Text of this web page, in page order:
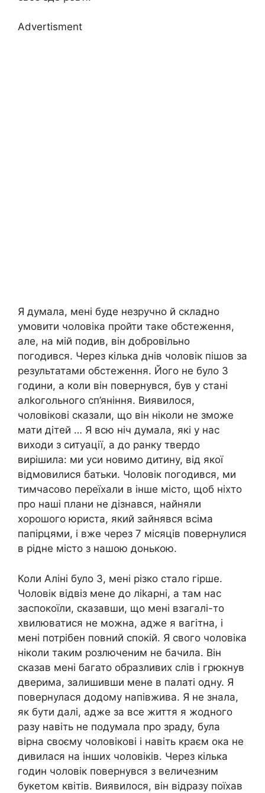
Advertisment
Я думала, мені буде незручно й складно
умовити чоловіка пройти таке обстеження,
але, на мій подив, він добровільно
погодився. Через кілька днів чоловік пішов за
результатами обстеження. Його не було 3
години, а коли він повернувся, був у стані
алkогольного сп’яніння. Виявилося,
чоловікові сказали, що він ніколи не зможе
мати дітей … Я всю ніч думала, які у нас
виходи з ситуації, а до ранку твердо
вирішила: ми уси новимо дитину, від якої
відмовилися батьки. Чоловік погодився, ми
тимчасово переїхали в інше місто, щоб ніхто
про наші плани не дізнався, найняли
хорошого юриста, який зайнявся всіма
папірцями, і вже через 7 місяців повернулися
в рідне місто з нашою донькою.
Коли Аліні було 3, мені різко стало гірше.
Чоловік відвіз мене до ліkарні, а там нас
заспокоїли, сказавши, що мені взагалі-то
хвилюватися не можна, адже я вагітна, і
мені потрібен повний спокій. Я свого чоловіка
ніколи таким розлюченим не бачила. Він
сказав мені багато образливих слів і грюкнув
дверима, залишивши мене в палаті одну. Я
повернулася додому напівжива. Я не знала,
як бути далі, адже за все життя я жодного
разу навіть не подумала про зраду, була
вірна своєму чоловікові і навіть краєм ока не
дивилася на інших чоловіків. Через кілька
годин чоловік повернувся з величезним
букетом квітів. Виявилося, він відразу поїхав